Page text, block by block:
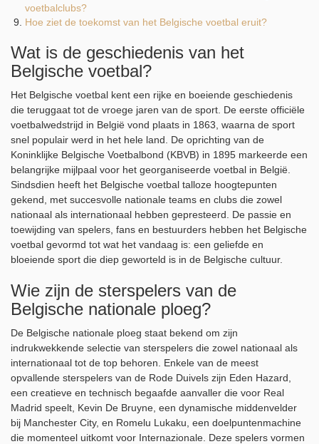
voetbalclubs?
Hoe ziet de toekomst van het Belgische voetbal eruit?
Wat is de geschiedenis van het
Belgische voetbal?
Het Belgische voetbal kent een rijke en boeiende geschiedenis
die teruggaat tot de vroege jaren van de sport. De eerste officiële
voetbalwedstrijd in België vond plaats in 1863, waarna de sport
snel populair werd in het hele land. De oprichting van de
Koninklijke Belgische Voetbalbond (KBVB) in 1895 markeerde een
belangrijke mijlpaal voor het georganiseerde voetbal in België.
Sindsdien heeft het Belgische voetbal talloze hoogtepunten
gekend, met succesvolle nationale teams en clubs die zowel
nationaal als internationaal hebben gepresteerd. De passie en
toewijding van spelers, fans en bestuurders hebben het Belgische
voetbal gevormd tot wat het vandaag is: een geliefde en
bloeiende sport die diep geworteld is in de Belgische cultuur.
Wie zijn de sterspelers van de
Belgische nationale ploeg?
De Belgische nationale ploeg staat bekend om zijn
indrukwekkende selectie van sterspelers die zowel nationaal als
internationaal tot de top behoren. Enkele van de meest
opvallende sterspelers van de Rode Duivels zijn Eden Hazard,
een creatieve en technisch begaafde aanvaller die voor Real
Madrid speelt, Kevin De Bruyne, een dynamische middenvelder
bij Manchester City, en Romelu Lukaku, een doelpuntenmachine
die momenteel uitkomt voor Internazionale. Deze spelers vormen